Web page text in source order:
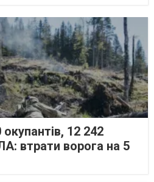
12 242
втрати ворога на 5